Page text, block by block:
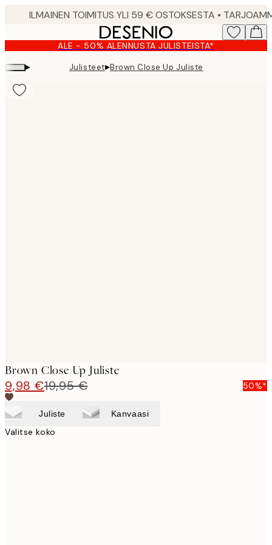
content.
ALE - 50% ALENNUSTA JULISTEISTA*
▸ Julisteet▸Brown Close Up Juliste
Brown Close Up Juliste
9,98 €19,95 € 50%*
Juliste Kanvaasi
Valitse koko